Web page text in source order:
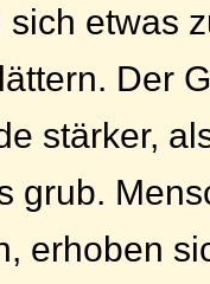
etwas
Der
stärker,
grub.
erhoben